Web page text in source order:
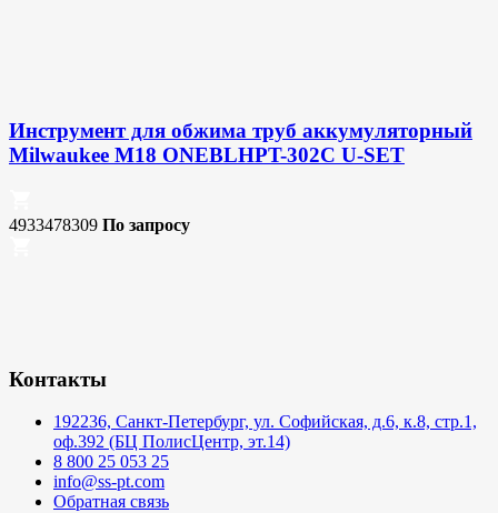
Инструмент для обжима труб аккумуляторный
Milwaukee M18 ONEBLHPT-302C U-SET
4933478309 По запросу
Контакты
192236, Санкт-Петербург, ул. Софийская, д.6, к.8, стр.1,
оф.392 (БЦ ПолисЦентр, эт.14)
8 800 25 053 25
info@ss-pt.com
Обратная связь